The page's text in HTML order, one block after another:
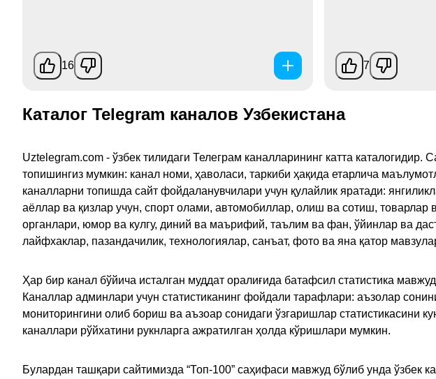
16 7
Каталог Telegram каналов Узбекистана
Uztelegram.com - ўзбек тилидаги Телеграм каналларининг катта
топишингиз мумкин: канал номи, ҳаволаси, таркиби ҳақида етарлича
каналларни топишда сайт фойдаланувчилари учун қулайлик яратади:
аёллар ва қизлар учун, спорт олами, автомобиллар, олиш ва сотиш, товарлар
органлари, юмор ва кулгу, диний ва маърифий, таълим ва фан, ўйинлар ва
лайфхаклар, пазандачилик, технологиялар, санъат, фото ва яна қатор
Ҳар бир канал бўйича исталган муддат оралиғида батафсил статистика
Каналлар админлари учун статистиканинг фойдали тарафлари: аъзолар
мониторингини олиб бориш ва аъзоар сонидаги ўзгаришлар статистикасини
каналлари рўйхатини рукнларга ажратилган ҳолда кўришлари мумкин.
Булардан ташқари сайтимизда “Топ-100” саҳифаси мавжуд бўлиб унда ўзбек